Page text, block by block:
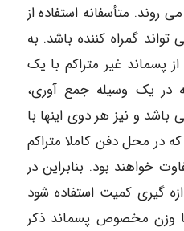
متأسفانه استفاده از
گمراه کننده باشد. به
پسماند غیر متراکم با یک
در یک وسیله جمع آوری،
و نیز هر دوی اینها با
در محل دفن کاملا متراکم
خواهند بود. بنابراین در
گیری کمیت استفاده شود
وزن مخصوص پسماند ذکر